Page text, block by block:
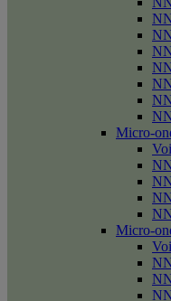
Micro-
Micro-